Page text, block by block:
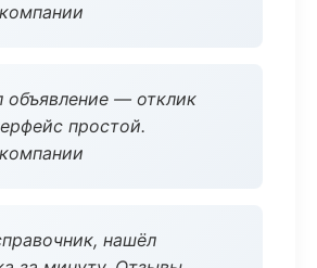
объявление — отклик
простой.
нашёл